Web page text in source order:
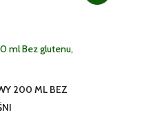
200 ML BEZ